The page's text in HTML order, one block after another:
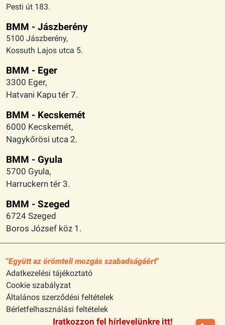
Pesti út 183.
BMM - Jászberény
5100 Jászberény,
Kossuth Lajos utca 5.
BMM - Eger
3300 Eger,
Hatvani Kapu tér 7.
BMM - Kecskemét
6000 Kecskemét,
Nagykőrösi utca 2.
BMM - Gyula
5700 Gyula,
Harruckern tér 3.
BMM - Szeged
6724 Szeged
Boros József köz 1.
Együtt az örömteli mozgás szabadságáért
Adatkezelési tájékoztató
Cookie szabályzat
Általános szerződési feltételek
Bérletfelhasználási feltételek
Iratkozzon fel hírlevelünkre itt!